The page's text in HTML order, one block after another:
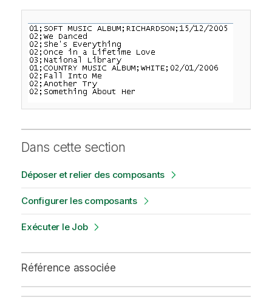
Dans cette section
Déposer et relier des composants
Configurer les composants
Exécuter le Job
Référence associée